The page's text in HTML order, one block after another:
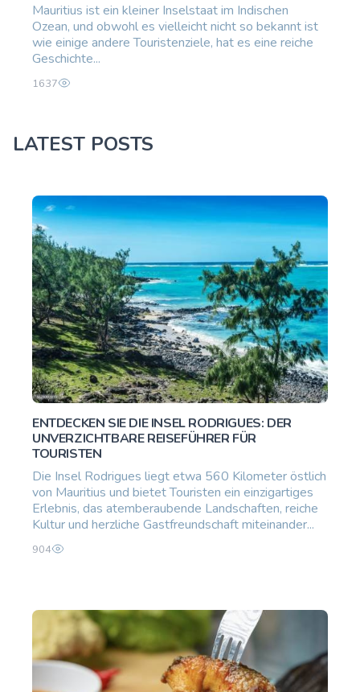
Mauritius ist ein kleiner Inselstaat im Indischen
Ozean, und obwohl es vielleicht nicht so bekannt ist
wie einige andere Touristenziele, hat es eine reiche
Geschichte...
1637
LATEST POSTS
ENTDECKEN SIE DIE INSEL RODRIGUES: DER
UNVERZICHTBARE REISEFÜHRER FÜR
TOURISTEN
Die Insel Rodrigues liegt etwa 560 Kilometer östlich
von Mauritius und bietet Touristen ein einzigartiges
Erlebnis, das atemberaubende Landschaften, reiche
Kultur und herzliche Gastfreundschaft miteinander...
904